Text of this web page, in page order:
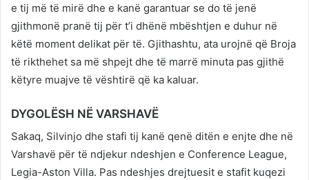
e tij më të mirë dhe e kanë garantuar se do të jenë
gjithmonë pranë tij për t’i dhënë mbështjen e duhur në
këtë moment delikat për të. Gjithashtu, ata urojnë që Broja
të rikthehet sa më shpejt dhe të marrë minuta pas gjithë
këtyre muajve të vështirë që ka kaluar.
DYGOLËSH NË VARSHAVË
Sakaq, Silvinjo dhe stafi tij kanë qenë ditën e enjte dhe në
Varshavë për të ndjekur ndeshjen e Conference League,
Legia-Aston Villa. Pas ndeshjes drejtuesit e stafit kuqezi